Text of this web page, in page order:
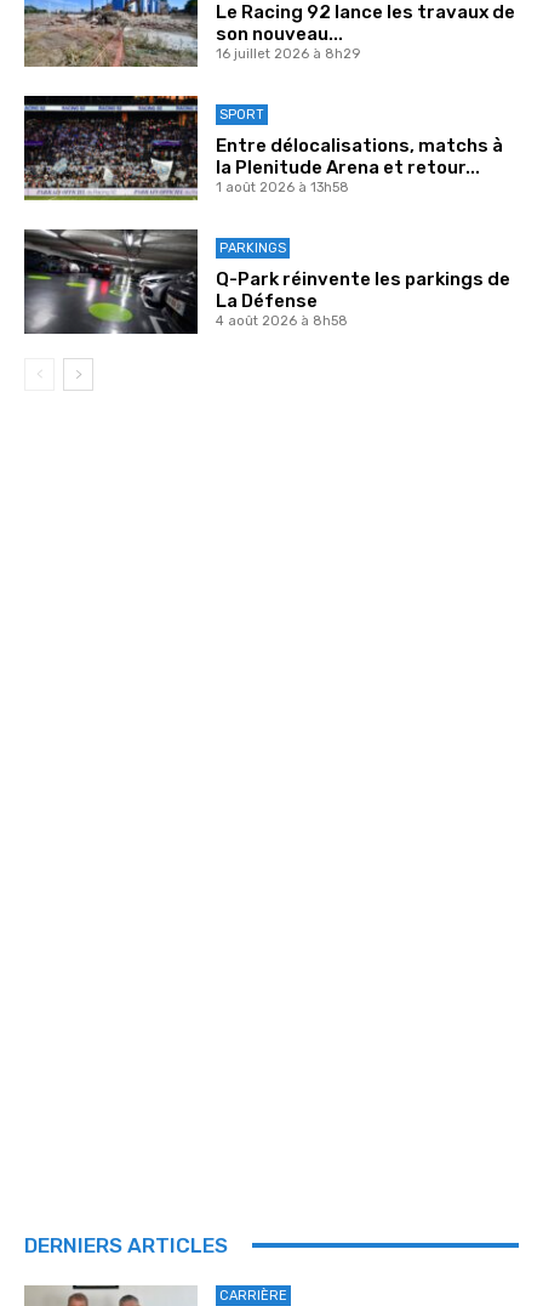
Le Racing 92 lance les travaux de
son nouveau...
16 juillet 2026 à 8h29
SPORT
Entre délocalisations, matchs à
la Plenitude Arena et retour...
1 août 2026 à 13h58
PARKINGS
Q-Park réinvente les parkings de
La Défense
4 août 2026 à 8h58
DERNIERS ARTICLES
CARRIÈRE